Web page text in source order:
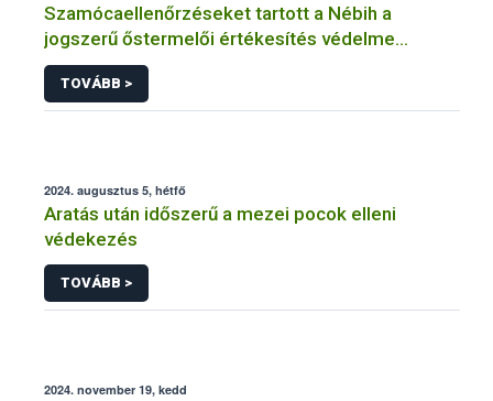
Szamócaellenőrzéseket tartott a Nébih a
jogszerű őstermelői értékesítés védelme
érdekében
TOVÁBB >
2024. augusztus 5, hétfő
Aratás után időszerű a mezei pocok elleni
védekezés
TOVÁBB >
2024. november 19, kedd